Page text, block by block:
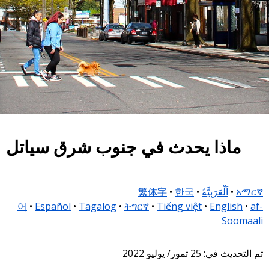
ماذا يحدث في جنوب شرق سياتل
አማርኛ
• اَلْعَرَبِيَّةُ •
繁体字 • 한국
어 • Español • Tagalog • ትግርኛ • Tiếng việt • English • af-
Soomaali
تم التحديث في: 25 تموز/ يوليو 2022